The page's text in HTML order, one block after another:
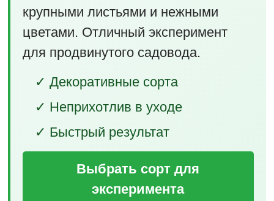
крупными листьями и нежными
цветами. Отличный эксперимент
для продвинутого садовода.
✓ Декоративные сорта
✓ Неприхотлив в уходе
✓ Быстрый результат
Выбрать сорт для
эксперимента